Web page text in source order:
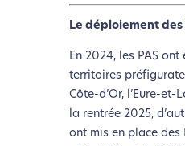
Le déploiement des
En 2024, les PAS
territoires
Côte-d’Or, l’Eure-et-
la rentrée 2025,
ont mis en place des